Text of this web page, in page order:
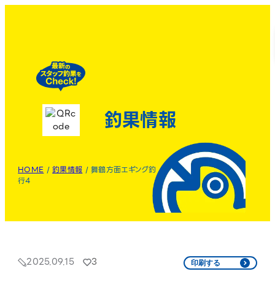
釣果情報
HOME /釣果情報 /舞鶴方面エギング釣
行4
2025.09.15 3 印刷する